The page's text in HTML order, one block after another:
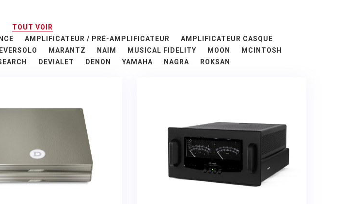
TOUT VOIR
AMPLIFICATEUR / PRÉ-AMPLIFICATEUR
AMPLIFICATEUR CASQUE
EVERSOLO MARANTZ NAIM MUSICAL FIDELITY MOON
MCINTOSH
DEVIALET DENON YAMAHA NAGRA ROKSAN